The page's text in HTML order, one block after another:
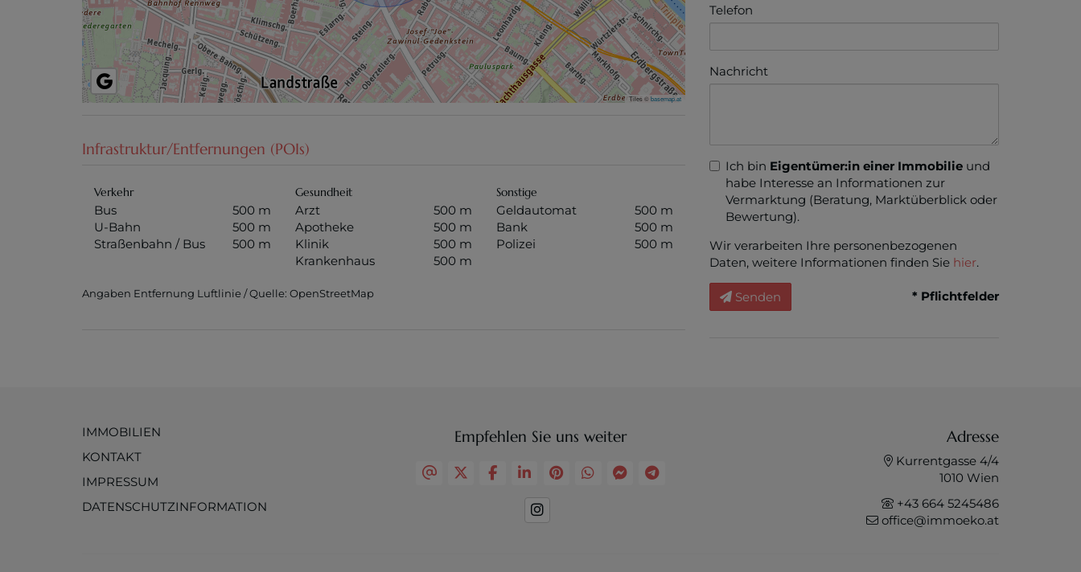
Tiles ©basemap.at
Infrastruktur/Entfernungen (POIs)
Verkehr
Bus
500 m
U-Bahn
500 m
Straßenbahn / Bus
500 m
Gesundheit
Arzt
500 m
Apotheke
500 m
Klinik
500 m
Krankenhaus
500 m
Sonstige
Geldautomat
500 m
Bank
500 m
Polizei
500 m
Angaben Entfernung Luftlinie / Quelle: OpenStreetMap
Telefon
Nachricht
Ich bin Eigentümer:in einer Immobilie und
habe Interesse an Informationen zur
Vermarktung (Beratung, Marktüberblick oder
Bewertung).
Wir verarbeiten Ihre personenbezogenen
Daten, weitere Informationen finden Sie hier.
Senden * Pflichtfelder
IMMOBILIEN
KONTAKT
IMPRESSUM
DATENSCHUTZINFORMATION
Empfehlen Sie uns weiter Adresse
Kurrentgasse 4/4
1010 Wien
+43 664 5245486
office@immoeko.at